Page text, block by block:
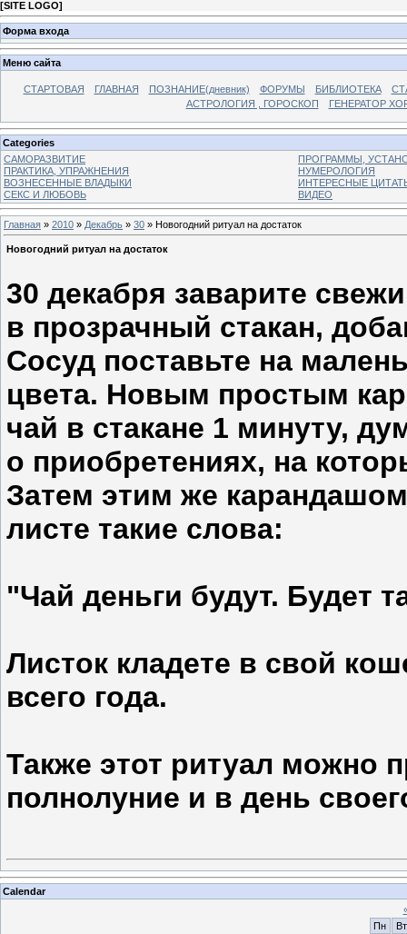
[SITE LOGO]
Форма входа
Меню сайта
СТАРТОВАЯ ГЛАВНАЯ ПОЗНАНИЕ(дневник) ФОРУМЫ БИБЛИОТЕКА
АСТРОЛОГИЯ , ГОРОСКОП
ГЕНЕРАТОР
Categories
САМОРАЗВИТИЕ
ПРОГРАММЫ,
ПРАКТИКА, УПРАЖНЕНИЯ
НУМЕРОЛОГИЯ
ВОЗНЕСЕННЫЕ ВЛАДЫКИ
ИНТЕРЕСНЫЕ
СЕКС И ЛЮБОВЬ
ВИДЕО
Главная » 2010 » Декабрь » 30 » Новогодний ритуал на достаток
Новогодний ритуал на достаток
30 декабря заварите
в прозрачный стакан,
Сосуд поставьте на
цвета. Новым простым
чай в стакане 1 минуту,
о приобретениях, на
Затем этим же
листе такие слова:
"Чай деньги будут. Будет
Листок кладете в свой
всего года.
Также этот ритуал можно
полнолуние и в день
Calendar
Пн
Вт